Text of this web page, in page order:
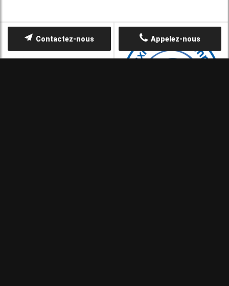
Appelez-nous
Contactez-nous